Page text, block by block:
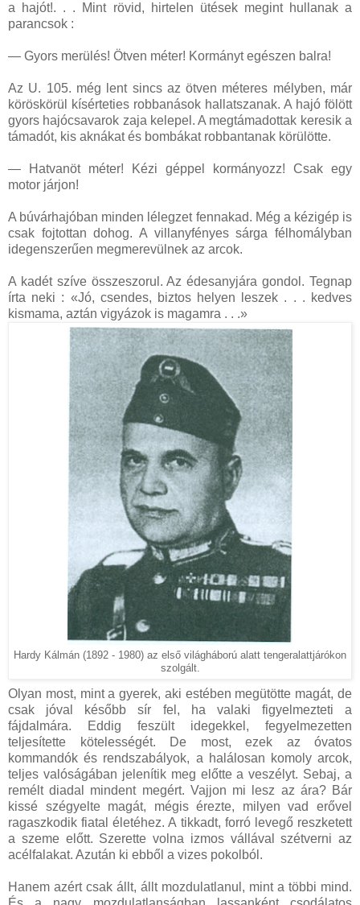
a hajót!. . . Mint rövid, hirtelen ütések megint hullanak a
parancsok :
— Gyors merülés! Ötven méter! Kormányt egészen balra!
Az U. 105. még lent sincs az ötven méteres mélyben, már
köröskörül kísérteties robbanások hallatszanak. A hajó fölött
gyors hajócsavarok zaja kelepel. A megtámadottak keresik a
támadót, kis aknákat és bombákat robbantanak körülötte.
— Hatvanöt méter! Kézi géppel kormányozz! Csak egy
motor járjon!
A búvárhajóban minden lélegzet fennakad. Még a kézigép is
csak fojtottan dohog. A villanyfényes sárga félhomályban
idegenszerűen megmerevülnek az arcok.
A kadét szíve összeszorul. Az édesanyjára gondol. Tegnap
írta neki : «Jó, csendes, biztos helyen leszek . . . kedves
kismama, aztán vigyázok is magamra . . .»
Hardy Kálmán (1892 - 1980) az első világháború alatt tengeralattjárókon
szolgált.
Olyan most, mint a gyerek, aki estében megütötte magát, de
csak jóval később sír fel, ha valaki figyelmezteti a
fájdalmára. Eddig feszült idegekkel, fegyelmezetten
teljesítette kötelességét. De most, ezek az óvatos
kommandók és rendszabályok, a halálosan komoly arcok,
teljes valóságában jelenítik meg előtte a veszélyt. Sebaj, a
remélt diadal mindent megért. Vajjon mi lesz az ára? Bár
kissé szégyelte magát, mégis érezte, milyen vad erővel
ragaszkodik fiatal életéhez. A tikkadt, forró levegő reszketett
a szeme előtt. Szerette volna izmos vállával szétverni az
acélfalakat. Azután ki ebből a vizes pokolból.
Hanem azért csak állt, állt mozdulatlanul, mint a többi mind.